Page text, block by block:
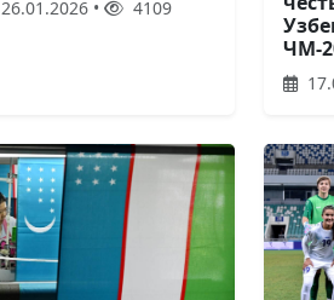
26.01.2026 • 4109
ЧМ-